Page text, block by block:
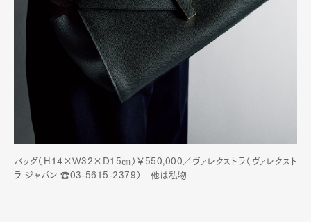
バッグ（H14×W32×D15㎝）￥550,000／ヴァレクストラ（ヴァレクスト
ラ ジャパン ☎03-5615-2379） 他は私物